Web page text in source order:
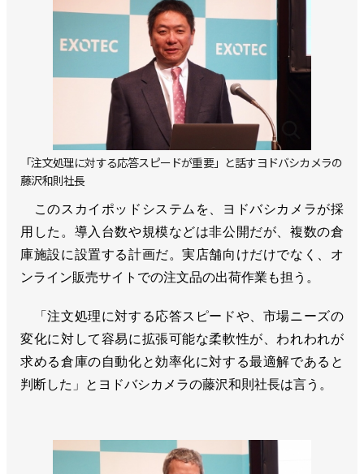
「注文処理に対する応答スピードが重要」と話すヨドバシカメラの
藤沢和則社長
このスカイポッドシステムを、ヨドバシカメラが採
用した。導入台数や規模などは非公開だが、複数の倉
庫施設に設置する計画だ。実店舗向けだけでなく、オ
ンライン販売サイトでの注文品の出荷作業も担う。
「注文処理に対する応答スピードや、市場ニーズの
変化に対して容易に拡張可能な柔軟性が、われわれが
求める倉庫の自動化と効率化に対する最適解であると
判断した」とヨドバシカメラの藤沢和則社長は言う。